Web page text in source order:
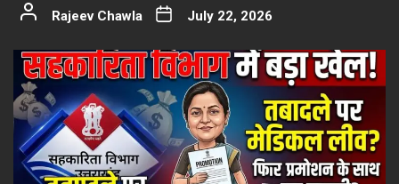
Rajeev Chawla July 22, 2026